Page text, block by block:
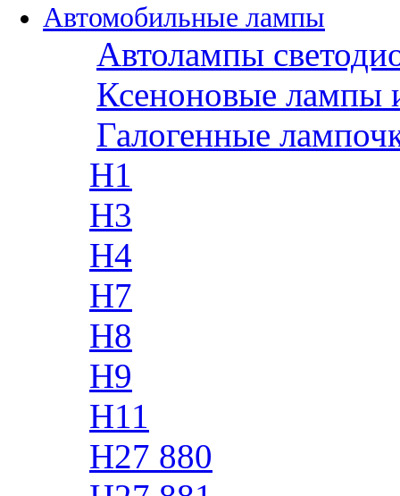
Автомобильные лампы
Автолампы
Ксеноновые лампы
Галогенные
H1
H3
H4
H7
H8
H9
H11
H27 880